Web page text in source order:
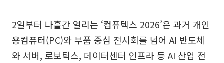
2일부터 나흘간 열리는 ‘컴퓨텍스 2026’은 과거 개인
용컴퓨터(PC)와 부품 중심 전시회를 넘어 AI 반도체
와 서버, 로보틱스, 데이터센터 인프라 등 AI 산업 전